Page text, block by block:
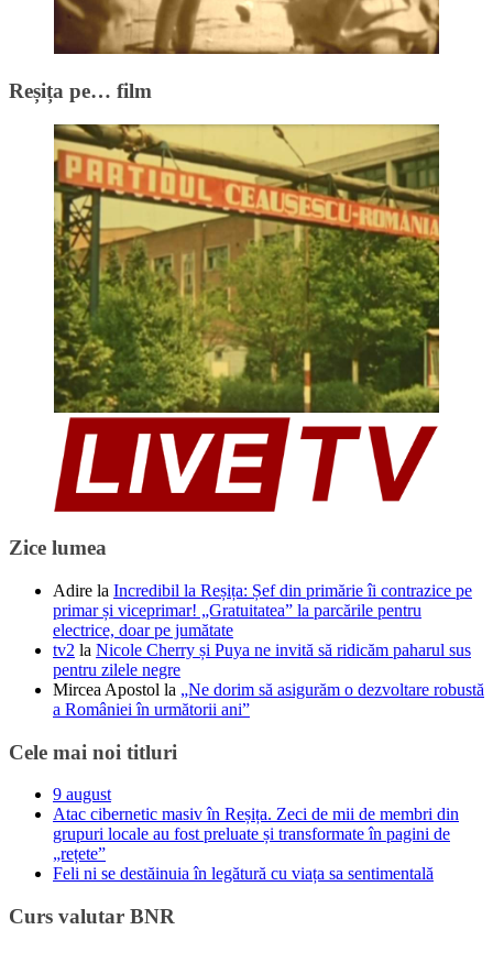
Reșița pe… film
Zice lumea
Adire la Incredibil la Reșița: Șef din primărie îi contrazice pe
primar și viceprimar! „Gratuitatea” la parcările pentru
electrice, doar pe jumătate
tv2 la Nicole Cherry și Puya ne invită să ridicăm paharul sus
pentru zilele negre
Mircea Apostol la „Ne dorim să asigurăm o dezvoltare robustă
a României în următorii ani”
Cele mai noi titluri
9 august
Atac cibernetic masiv în Reșița. Zeci de mii de membri din
grupuri locale au fost preluate și transformate în pagini de
„rețete”
Feli ni se destăinuia în legătură cu viața sa sentimentală
Curs valutar BNR